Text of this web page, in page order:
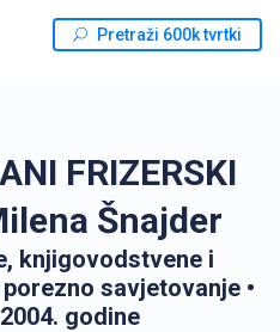
Pretraži 600k tvrtki
FRIZERSKI
Šnajder
knjigovodstvene i
savjetovanje •
godine